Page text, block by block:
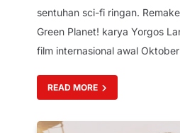
sentuhan sci-fi ringan.
Green Planet! karya Yorgos
film internasional awal
READ MORE